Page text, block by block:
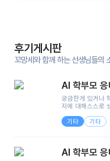
후기게시판
꼬망세와 함께 하는 선생님들의
AI 학부모 응
궁금한게 있거나
지에 대해스스로
려니 어려울때가
피티나 제미나이
정보를 제공하면
으셔서 고민이 됐
기타 기타
AI 학부모